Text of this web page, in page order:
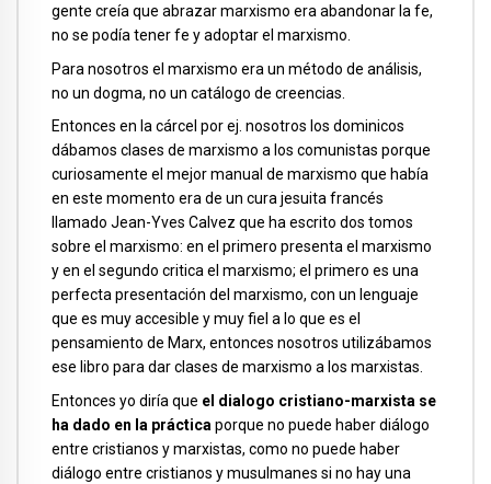
gente creía que abrazar marxismo era abandonar la fe,
no se podía tener fe y adoptar el marxismo.
Para nosotros el marxismo era un método de análisis,
no un dogma, no un catálogo de creencias.
Entonces en la cárcel por ej. nosotros los dominicos
dábamos clases de marxismo a los comunistas porque
curiosamente el mejor manual de marxismo que había
en este momento era de un cura jesuita francés
llamado Jean-Yves Calvez que ha escrito dos tomos
sobre el marxismo: en el primero presenta el marxismo
y en el segundo critica el marxismo; el primero es una
perfecta presentación del marxismo, con un lenguaje
que es muy accesible y muy fiel a lo que es el
pensamiento de Marx, entonces nosotros utilizábamos
ese libro para dar clases de marxismo a los marxistas.
Entonces yo diría que el dialogo cristiano-marxista se
ha dado en la práctica porque no puede haber diálogo
entre cristianos y marxistas, como no puede haber
diálogo entre cristianos y musulmanes si no hay una